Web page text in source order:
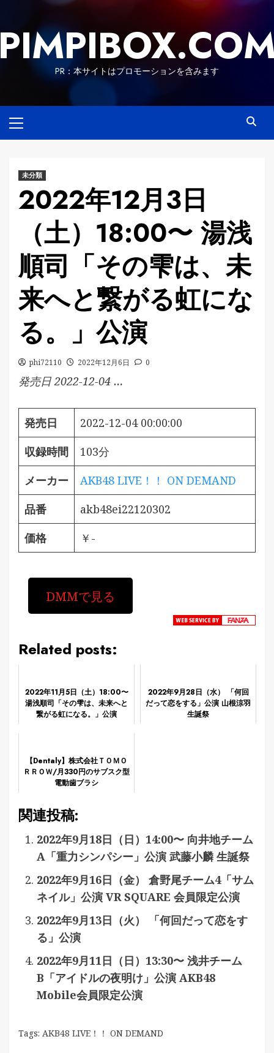
content
PR：本サイトはプロモーションを含みます
Menu
未分類
2022年12月3日
（土）18:00〜 湯浅
順司「その雫は、未
来へと繋がる虹にな
る。」公演
phi72110 2022年12月6日 0
発売日 2022-12-04 …
発売日
2022-12-04 00:00:00
収録時間
103分
メーカー
AKB48 LIVE！！ ON DEMAND
品番
akb48ei22120302
価格
￥-
DMMで見る
Related posts:
2022年11月5日（土）18:00〜
湯浅順司「その雫は、未来へと
繋がる虹になる。」公演
2022年9月28日（水） 「何回
だって恋をする」公演 山根涼羽
生誕祭
【Dentaly】株式会社ＴＯＭＯ
ＲＲＯＷ/月330円のサブスク型
電動歯ブラシ
関連投稿:
2022年9月18日（日）14:00〜 向井地チーム
A「重力シンパシー」公演 武藤小麟 生誕祭
2022年9月16日（金） 倉野尾チーム4「サム
ネイル」公演 VR SQUARE 会員限定公演
2022年9月13日（火） 「何回だって恋をす
る」公演
2022年9月11日（日）13:30〜 浅井チーム
B「アイドルの夜明け」公演 AKB48
Mobile会員限定公演
Tags: AKB48 LIVE！！ ON DEMAND